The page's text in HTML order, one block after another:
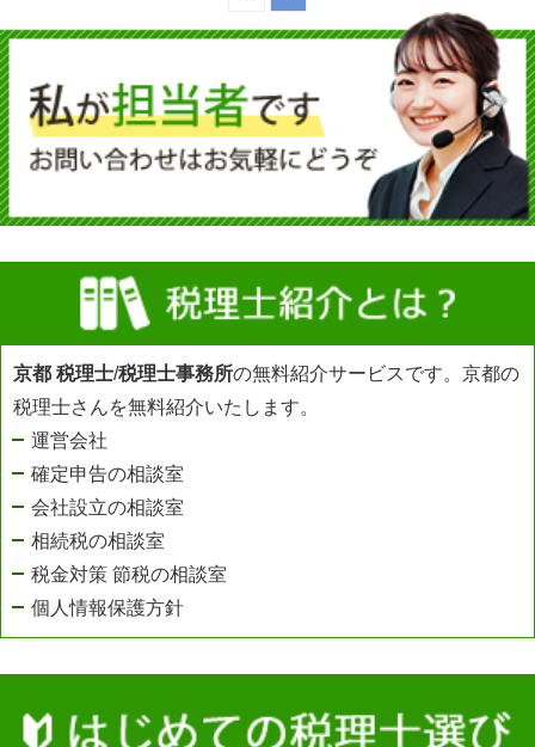
京都 税理士/税理士事務所の無料紹介サービスです。京都の
税理士さんを無料紹介いたします。
運営会社
確定申告の相談室
会社設立の相談室
相続税の相談室
税金対策 節税の相談室
個人情報保護方針